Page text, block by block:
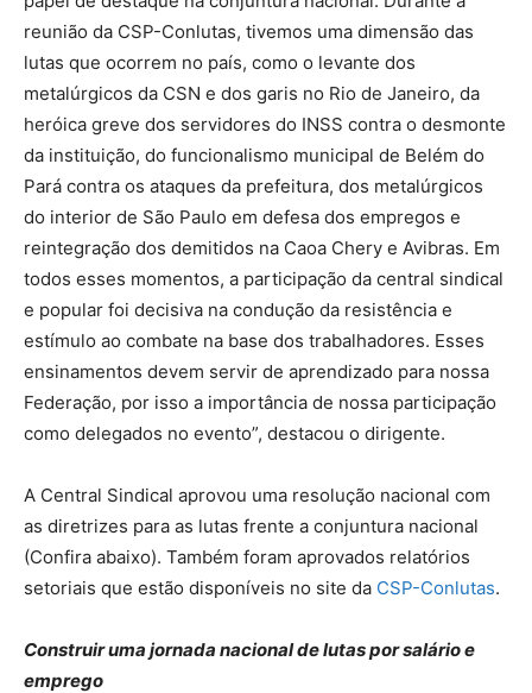
reunião da CSP-Conlutas, tivemos uma dimensão das
lutas que ocorrem no país, como o levante dos
metalúrgicos da CSN e dos garis no Rio de Janeiro, da
heróica greve dos servidores do INSS contra o desmonte
da instituição, do funcionalismo municipal de Belém do
Pará contra os ataques da prefeitura, dos metalúrgicos
do interior de São Paulo em defesa dos empregos e
reintegração dos demitidos na Caoa Chery e Avibras. Em
todos esses momentos, a participação da central sindical
e popular foi decisiva na condução da resistência e
estímulo ao combate na base dos trabalhadores. Esses
ensinamentos devem servir de aprendizado para nossa
Federação, por isso a importância de nossa participação
como delegados no evento”, destacou o dirigente.
A Central Sindical aprovou uma resolução nacional com
as diretrizes para as lutas frente a conjuntura nacional
(Confira abaixo). Também foram aprovados relatórios
setoriais que estão disponíveis no site da CSP-Conlutas.
Construir uma jornada nacional de lutas por salário e
emprego